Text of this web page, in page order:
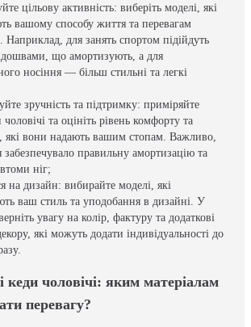
цільову активність: виберіть моделі, які
вашому способу життя та перевагам
Наприклад, для занять спортом підійдуть
що амортизують, а для
носіння — більш стильні та легкі
зручність та підтримку: приміряйте
та оцініть рівень комфорту та
які вони надають вашим стопам. Важливо,
забезпечувало правильну амортизацію та
ніг;
на дизайн: вибирайте моделі, які
ваш стиль та уподобання в дизайні. У
увагу на колір, фактуру та додаткові
які можуть додати індивідуальності до
кеди чоловічі: яким матеріалам
перевагу?